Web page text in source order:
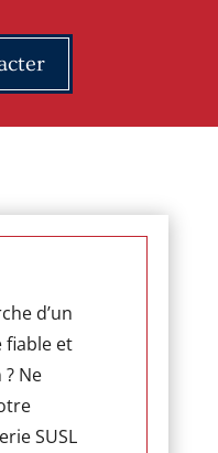
d’un
fiable et
Ne
SUSL